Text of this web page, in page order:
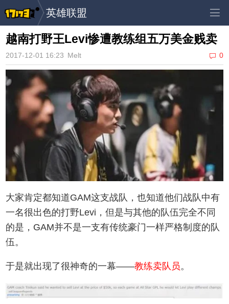
英雄联盟
越南打野王Levi惨遭教练组五万美金贱卖
2017-12-01 16:23 Melt 0
大家肯定都知道GAM这支战队，也知道他们战队中有
一名很出色的打野Levi，但是与其他的队伍完全不同
的是，GAM并不是一支有传统豪门一样严格制度的队
伍。
于是就出现了很神奇的一幕——教练卖队员 。